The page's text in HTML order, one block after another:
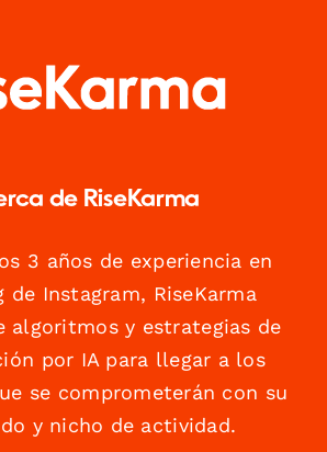
de RiseKarma
3 años de experiencia en
de Instagram, RiseKarma
algoritmos y estrategias de
por IA para llegar a los
se comprometerán con su
y nicho de actividad.